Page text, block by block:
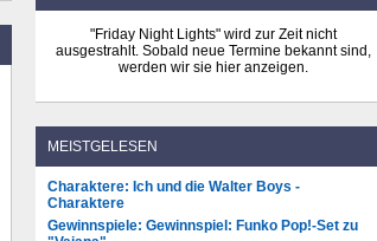
"Friday Night Lights" wird zur Zeit nicht
ausgestrahlt. Sobald neue Termine bekannt sind,
werden wir sie hier anzeigen.
MEISTGELESEN
Charaktere: Ich und die Walter Boys -
Charaktere
Gewinnspiele: Gewinnspiel: Funko Pop!-Set zu